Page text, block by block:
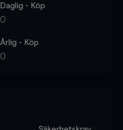
Daglig - Köp
0
Årlig - Köp
0